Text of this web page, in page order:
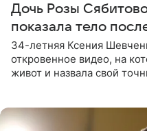
Дочь Розы
показала тело
34-летняя Ксения
откровенное видео, на
живот и назвала свой